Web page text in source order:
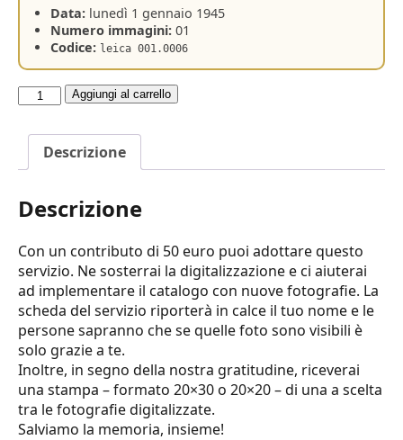
Data: lunedì 1 gennaio 1945
Numero immagini: 01
Codice: leica 001.0006
Adotta
servizio
quantità
Aggiungi al carrello
Descrizione
Descrizione
Con un contributo di 50 euro puoi adottare questo
servizio. Ne sosterrai la digitalizzazione e ci aiuterai
ad implementare il catalogo con nuove fotografie. La
scheda del servizio riporterà in calce il tuo nome e le
persone sapranno che se quelle foto sono visibili è
solo grazie a te.
Inoltre, in segno della nostra gratitudine, riceverai
una stampa – formato 20×30 o 20×20 – di una a scelta
tra le fotografie digitalizzate.
Salviamo la memoria, insieme!